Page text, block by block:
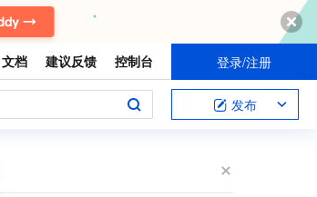
文档 建议反馈 控制台 登录/注册
发布